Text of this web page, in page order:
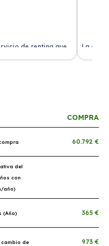
de renting que
sin complicaciones!
La
en
COMPRA
60.792 €
del
con
año)
(Año) 365 €
cambio de
973 €